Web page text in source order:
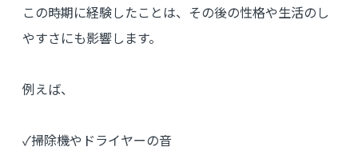
この時期に経験したことは、その後の性格や生活のし
やすさにも影響します。
例えば、
✓掃除機やドライヤーの音